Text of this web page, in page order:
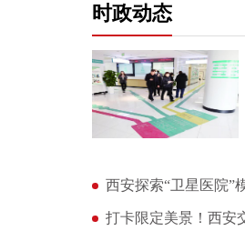
时政动态
西安探索“卫星医院”